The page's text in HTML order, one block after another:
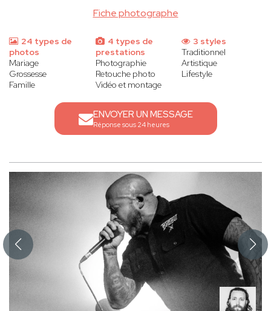
Fiche photographe
24 types de
photos
Mariage
Grossesse
Famille
4 types de
prestations
Photographie
Retouche photo
Vidéo et montage
3 styles
Traditionnel
Artistique
Lifestyle
ENVOYER UN MESSAGE
Réponse sous 24 heures